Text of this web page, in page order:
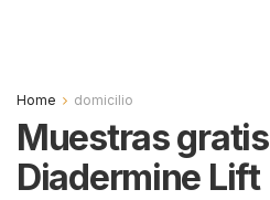
Home domicilio
Muestras
Diadermine